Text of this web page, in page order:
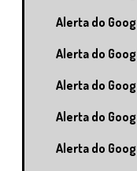
Alerta do
Alerta do
Alerta do
Alerta do
Alerta do